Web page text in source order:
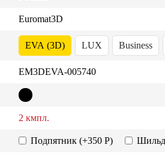
Euromat3D
EVA (3D) LUX Business
EM3DEVA-005740
2 кмпл.
Подпятник (+350 Р)